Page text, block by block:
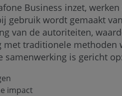
Business inzet,
gebruik wordt gemaakt
van de autoriteiten,
traditionele methoden
samenwerking is gericht
impact